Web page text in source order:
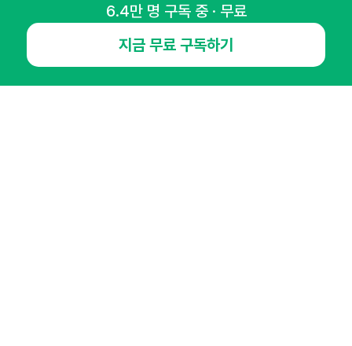
NHN AD
오픈애즈란
6.4만 명 구독 중 · 무료
지금 무료 구독하기